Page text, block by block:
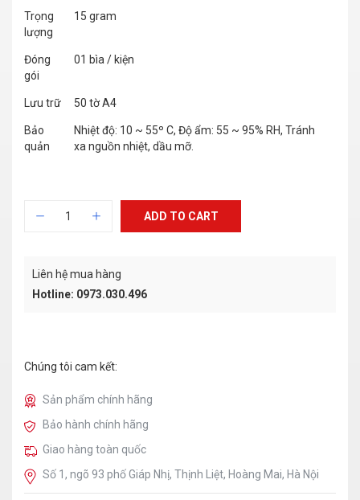
Trọng
lượng
15 gram
Đóng
gói
01 bìa / kiện
Lưu trữ 50 tờ A4
Bảo
quản
Nhiệt độ: 10 ~ 55º C, Độ ẩm: 55 ~ 95% RH, Tránh
xa nguồn nhiệt, dầu mỡ.
ADD TO CART
Liên hệ mua hàng
Hotline: 0973.030.496
Chúng tôi cam kết:
Sản phẩm chính hãng
Bảo hành chính hãng
Giao hàng toàn quốc
Số 1, ngõ 93 phố Giáp Nhị, Thịnh Liệt, Hoàng Mai, Hà Nội